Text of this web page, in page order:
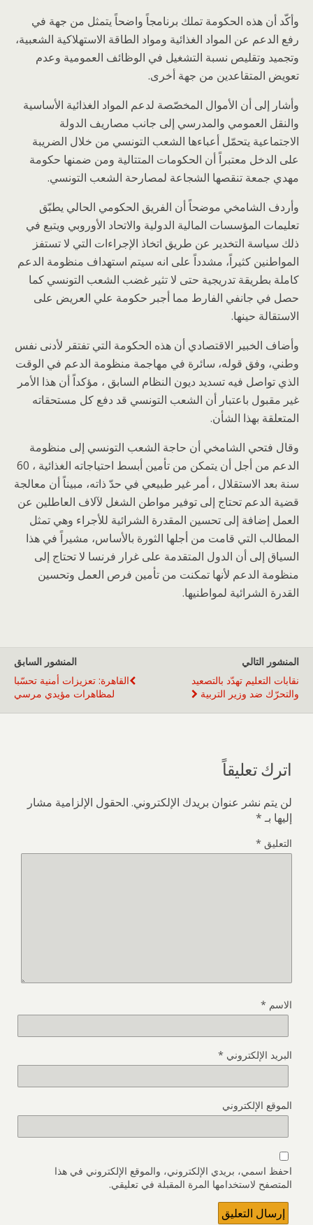
وأكّد أن هذه الحكومة تملك برنامجاً واضحاً يتمثل من جهة في
رفع الدعم عن المواد الغذائية ومواد الطاقة الاستهلاكية الشعبية،
وتجميد وتقليص نسبة التشغيل في الوظائف العمومية وعدم
تعويض المتقاعدين من جهة أخرى.
وأشار إلى أن الأموال المخصّصة لدعم المواد الغذائية الأساسية
والنقل العمومي والمدرسي إلى جانب مصاريف الدولة
الاجتماعية يتحمّل أعباءها الشعب التونسي من خلال الضريبة
على الدخل معتبراً أن الحكومات المتتالية ومن ضمنها حكومة
مهدي جمعة تنقصها الشجاعة لمصارحة الشعب التونسي.
وأردف الشامخي موضحاً أن الفريق الحكومي الحالي يطبّق
تعليمات المؤسسات المالية الدولية والاتحاد الأوروبي ويتبع في
ذلك سياسة التخدير عن طريق اتخاذ الإجراءات التي لا تستفز
المواطنين كثيراً، مشدداً على انه سيتم استهداف منظومة الدعم
كاملة بطريقة تدريجية حتى لا تثير غضب الشعب التونسي كما
حصل في جانفي الفارط مما أجبر حكومة علي العريض على
الاستقالة حينها.
وأضاف الخبير الاقتصادي أن هذه الحكومة التي تفتقر لأدنى نفس
وطني، وفق قوله، سائرة في مهاجمة منظومة الدعم في الوقت
الذي تواصل فيه تسديد ديون النظام السابق ، مؤكداً أن هذا الأمر
غير مقبول باعتبار أن الشعب التونسي قد دفع كل مستحقاته
المتعلقة بهذا الشأن.
وقال فتحي الشامخي أن حاجة الشعب التونسي إلى منظومة
الدعم من أجل أن يتمكن من تأمين أبسط احتياجاته الغذائية ، 60
سنة بعد الاستقلال ، أمر غير طبيعي في حدّ ذاته، مبيناً أن معالجة
قضية الدعم تحتاج إلى توفير مواطن الشغل لآلاف العاطلين عن
العمل إضافة إلى تحسين المقدرة الشرائية للأجراء وهي تمثل
المطالب التي قامت من أجلها الثورة بالأساس، مشيراً في هذا
السياق إلى أن الدول المتقدمة على غرار فرنسا لا تحتاج إلى
منظومة الدعم لأنها تمكنت من تأمين فرص العمل وتحسين
القدرة الشرائية لمواطنيها.
المنشور السابق
القاهرة: تعزيزات أمنية تحسّبا
لمظاهرات مؤيدي مرسي
المنشور التالي
نقابات التعليم تهدّد بالتصعيد
والتحرّك ضد وزير التربية
اترك تعليقاً
لن يتم نشر عنوان بريدك الإلكتروني. الحقول الإلزامية مشار
إليها بـ*
التعليق *
الاسم *
البريد الإلكتروني *
الموقع الإلكتروني
احفظ اسمي، بريدي الإلكتروني، والموقع الإلكتروني في هذا
المتصفح لاستخدامها المرة المقبلة في تعليقي.